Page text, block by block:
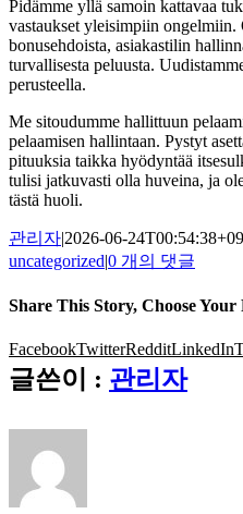
Pidämme yllä samoin kattavaa
vastaukset yleisimpiin ongelmiin.
bonusehdoista, asiakastilin
turvallisesta peluusta.
perusteella.
Me sitoudumme hallittuun
pelaamisen hallintaan. Pystyt
pituuksia taikka hyödyntää
tulisi jatkuvasti olla huveina, ja
tästä huoli.
관리자|2026-06-
uncategorized|0 개의 댓글
Share This Story, Choose
FacebookTwitterRedditLinkedIn
글쓴이 : 관리자